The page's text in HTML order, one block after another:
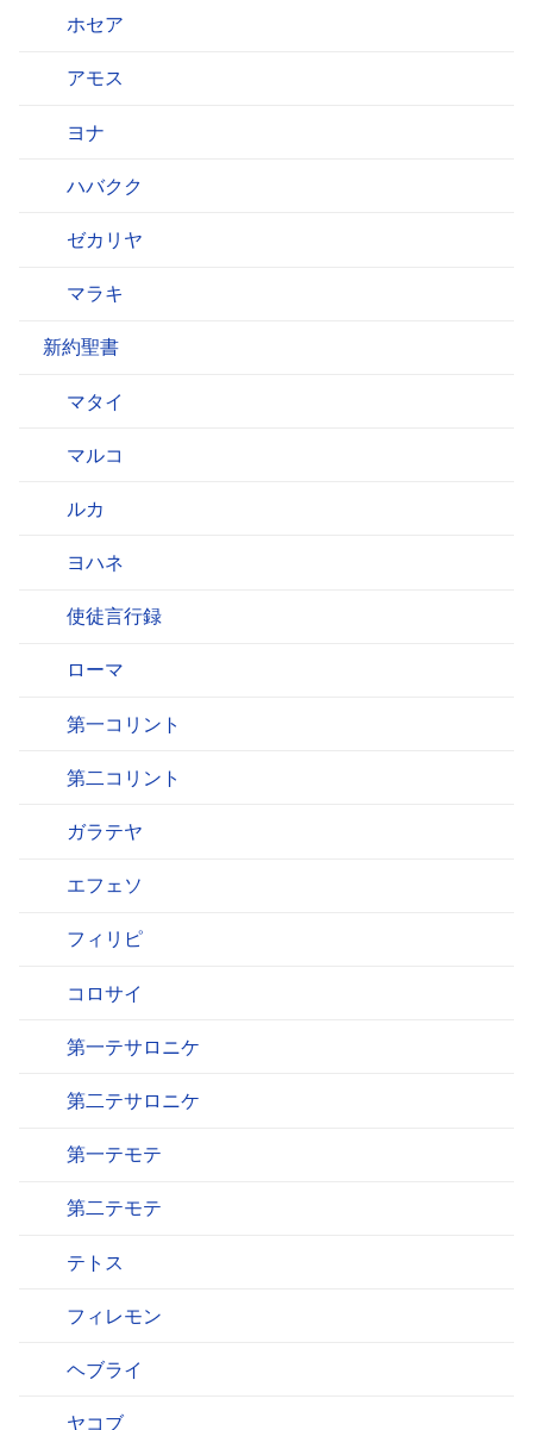
ホセア
アモス
ヨナ
ハバクク
ゼカリヤ
マラキ
新約聖書
マタイ
マルコ
ルカ
ヨハネ
使徒言行録
ローマ
第一コリント
第二コリント
ガラテヤ
エフェソ
フィリピ
コロサイ
第一テサロニケ
第二テサロニケ
第一テモテ
第二テモテ
テトス
フィレモン
ヘブライ
ヤコブ